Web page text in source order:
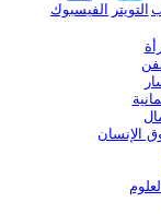
الفيسبوك التويتر
الإنسان